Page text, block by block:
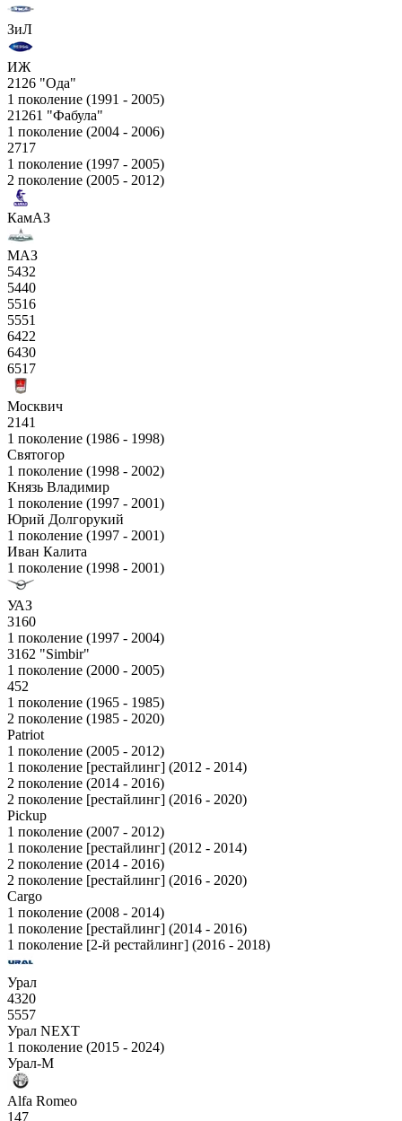
ЗиЛ
ИЖ
2126 "Ода"
1 поколение (1991 - 2005)
21261 "Фабула"
1 поколение (2004 - 2006)
2717
1 поколение (1997 - 2005)
2 поколение (2005 - 2012)
КамАЗ
МАЗ
5432
5440
5516
5551
6422
6430
6517
Москвич
2141
1 поколение (1986 - 1998)
Святогор
1 поколение (1998 - 2002)
Князь Владимир
1 поколение (1997 - 2001)
Юрий Долгорукий
1 поколение (1997 - 2001)
Иван Калита
1 поколение (1998 - 2001)
УАЗ
3160
1 поколение (1997 - 2004)
3162 "Simbir"
1 поколение (2000 - 2005)
452
1 поколение (1965 - 1985)
2 поколение (1985 - 2020)
Patriot
1 поколение (2005 - 2012)
1 поколение [рестайлинг] (2012 - 2014)
2 поколение (2014 - 2016)
2 поколение [рестайлинг] (2016 - 2020)
Pickup
1 поколение (2007 - 2012)
1 поколение [рестайлинг] (2012 - 2014)
2 поколение (2014 - 2016)
2 поколение [рестайлинг] (2016 - 2020)
Cargo
1 поколение (2008 - 2014)
1 поколение [рестайлинг] (2014 - 2016)
1 поколение [2-й рестайлинг] (2016 - 2018)
Урал
4320
5557
Урал NEXT
1 поколение (2015 - 2024)
Урал-М
Alfa Romeo
147